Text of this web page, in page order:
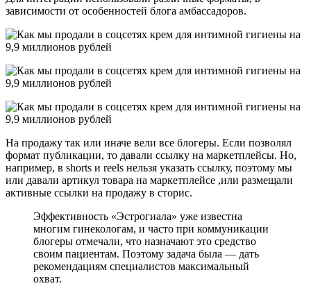
зависимости от особенностей блога амбассадоров.
На продажу так или иначе вели все блогеры. Если позволял
формат публикации, то давали ссылку на маркетплейсы. Но,
например, в shorts и reels нельзя указать ссылку, поэтому мы
или давали артикул товара на маркетплейсе ,или размещали
активные ссылки на продажу в сторис.
Эффективность «Эстрогиала» уже известна
многим гинекологам, и часто при коммуникации
блогеры отмечали, что назначают это средство
своим пациентам. Поэтому задача была — дать
рекомендациям специалистов максимальный
охват.